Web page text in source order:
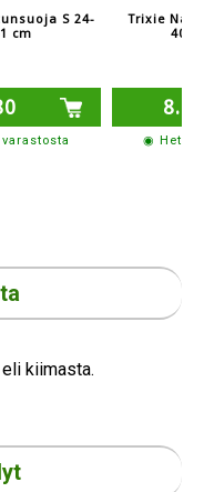
S 24-
cm
Trixie
40-
8.30
◉ Heti
kiimasta.